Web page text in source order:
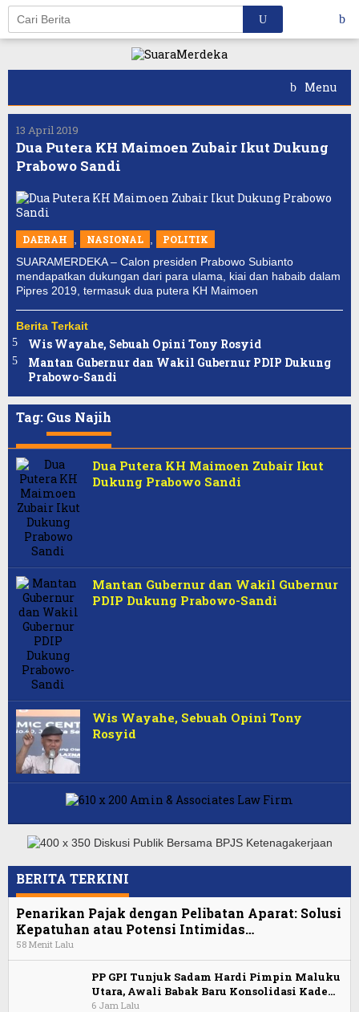
Skip
content
Menu
13 April 2019
Dua Putera KH Maimoen Zubair Ikut Dukung
Prabowo Sandi
DAERAH , NASIONAL ,
POLITIK
SUARAMERDEKA – Calon presiden Prabowo Subianto
mendapatkan dukungan dari para ulama, kiai dan habaib dalam
Pipres 2019, termasuk dua putera KH Maimoen
Berita Terkait
Wis Wayahe, Sebuah Opini Tony Rosyid
Mantan Gubernur dan Wakil Gubernur PDIP Dukung
Prabowo-Sandi
Tag: Gus Najih
Dua Putera KH Maimoen Zubair Ikut
Dukung Prabowo Sandi
Mantan Gubernur dan Wakil Gubernur
PDIP Dukung Prabowo-Sandi
Wis Wayahe, Sebuah Opini Tony
Rosyid
BERITA TERKINI
Penarikan Pajak dengan Pelibatan Aparat: Solusi
Kepatuhan atau Potensi Intimidas…
58 Menit Lalu
PP GPI Tunjuk Sadam Hardi Pimpin Maluku
Utara, Awali Babak Baru Konsolidasi Kade…
6 Jam Lalu